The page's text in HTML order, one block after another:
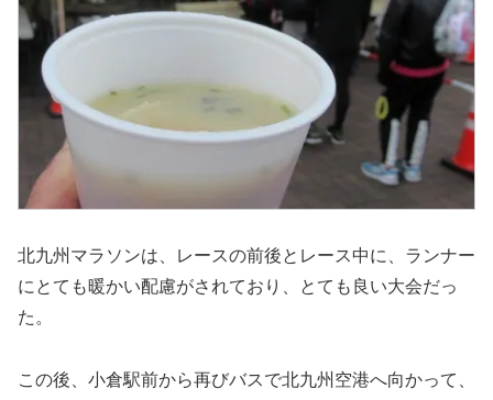
北九州マラソンは、レースの前後とレース中に、ランナー
にとても暖かい配慮がされており、とても良い大会だっ
た。
この後、小倉駅前から再びバスで北九州空港へ向かって、